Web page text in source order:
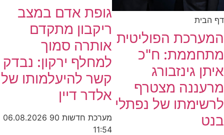
דף הבית
המערכת הפוליטית
מתחממת: ח"כ
איתן גינזבורג
מרעננה מצטרף
לרשימתו של נפתלי
בנט
גופת אדם במצב
ריקבון מתקדם
אותרה סמוך
למחלף ירקון: נבדק
קשר להיעלמותו של
אלדר דיין
מערכת חדשות 90
06.08.2026
11:54